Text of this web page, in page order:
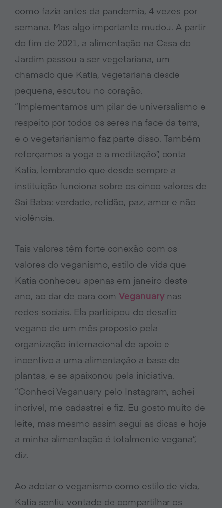
como fazia antes da pandemia, 4 vezes por
semana. Mas algo importante mudou. A partir
do fim de 2021, a alimentação na Casa do
Jardim passou a ser vegetariana, um
chamado que Katia, vegetariana desde
pequena, escutou no coração.
“Implementamos um pilar de universalismo e
respeito por todos os seres na face da terra,
e o vegetarianismo faz parte disso. Também
reforçamos a yoga e a meditação”, conta
Katia, lembrando que desde sempre a
instituição funciona sobre os cinco valores de
Sai Baba: verdade, retidão, paz, amor e não
violência.
Tais valores têm forte conexão com os
valores do veganismo, estilo de vida que
Katia conheceu apenas em janeiro deste
ano, ao dar de cara com Veganuary nas
redes sociais. Ela participou do desafio
vegano de um mês proposto pela
organização internacional de apoio e
incentivo a uma alimentação a base de
plantas, e se apaixonou pela iniciativa.
“Conheci Veganuary pelo Instagram, achei
incrível, me cadastrei e fiz. Eu gosto muito de
leite, mas mesmo assim segui as dicas e hoje
a minha alimentação é totalmente vegana”,
diz.
Ao adotar o veganismo como estilo de vida,
Katia sentiu vontade de compartilhar os